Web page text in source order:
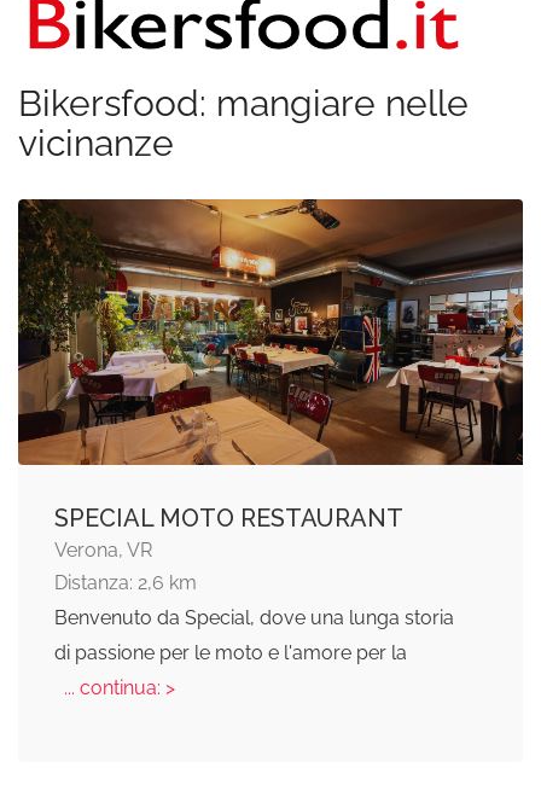
Bikersfood: mangiare nelle
vicinanze
SPECIAL MOTO RESTAURANT
Verona, VR
Distanza: 2,6 km
Benvenuto da Special, dove una lunga storia
di passione per le moto e l'amore per la
... continua: >